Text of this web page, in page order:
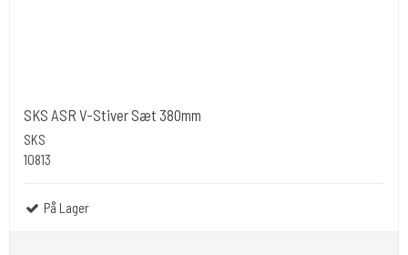
SKS ASR V-Stiver Sæt 380mm
SKS
10813
På Lager